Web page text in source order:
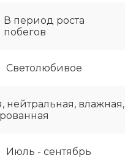
В период роста
побегов
Светолюбивое
нейтральная, влажная,
Июль - сентябрь